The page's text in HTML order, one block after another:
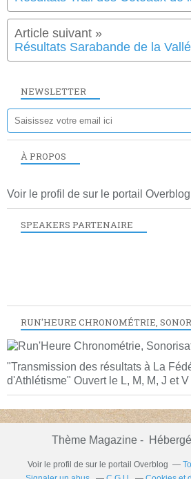
NEWSLETTER
RUN'HEURE CHRONOMÉTRIE,
"Transmission des résultats à La
d'Athlétisme" Ouvert le L, M, M, J et
À PROPOS
Voir le profil de sur le portail Overblog
SPEAKERS PARTENAIRE
Thème Magazine -
Voir le profil de sur le portail Overblog